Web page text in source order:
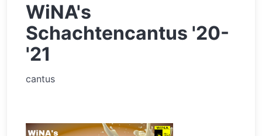
Shop Schachten
WiNA's
Schachtencantus '20-
'21
cantus